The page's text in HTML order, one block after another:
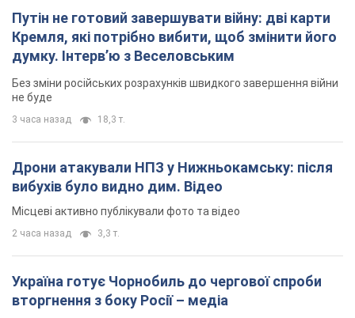
Путін не готовий завершувати війну: дві карти
Кремля, які потрібно вибити, щоб змінити його
думку. Інтерв’ю з Веселовським
Без зміни російських розрахунків швидкого завершення війни
не буде
3 часа назад 18,3 т.
Дрони атакували НПЗ у Нижньокамську: після
вибухів було видно дим. Відео
Місцеві активно публікували фото та відео
2 часа назад 3,3 т.
Україна готує Чорнобиль до чергової спроби
вторгнення з боку Росії – медіа